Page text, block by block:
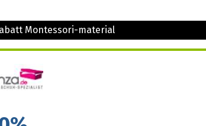
Montessori-material